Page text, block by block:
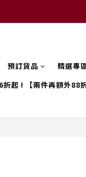
預訂貨品
精選專
起 ! 【兩件再額外88